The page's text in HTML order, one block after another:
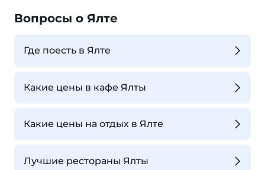
Вопросы о Ялте
Где поесть в Ялте
Какие цены в кафе Ялты
Какие цены на отдых в Ялте
Лучшие рестораны Ялты